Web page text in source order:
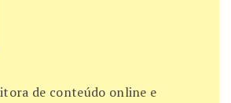
de conteúdo online e